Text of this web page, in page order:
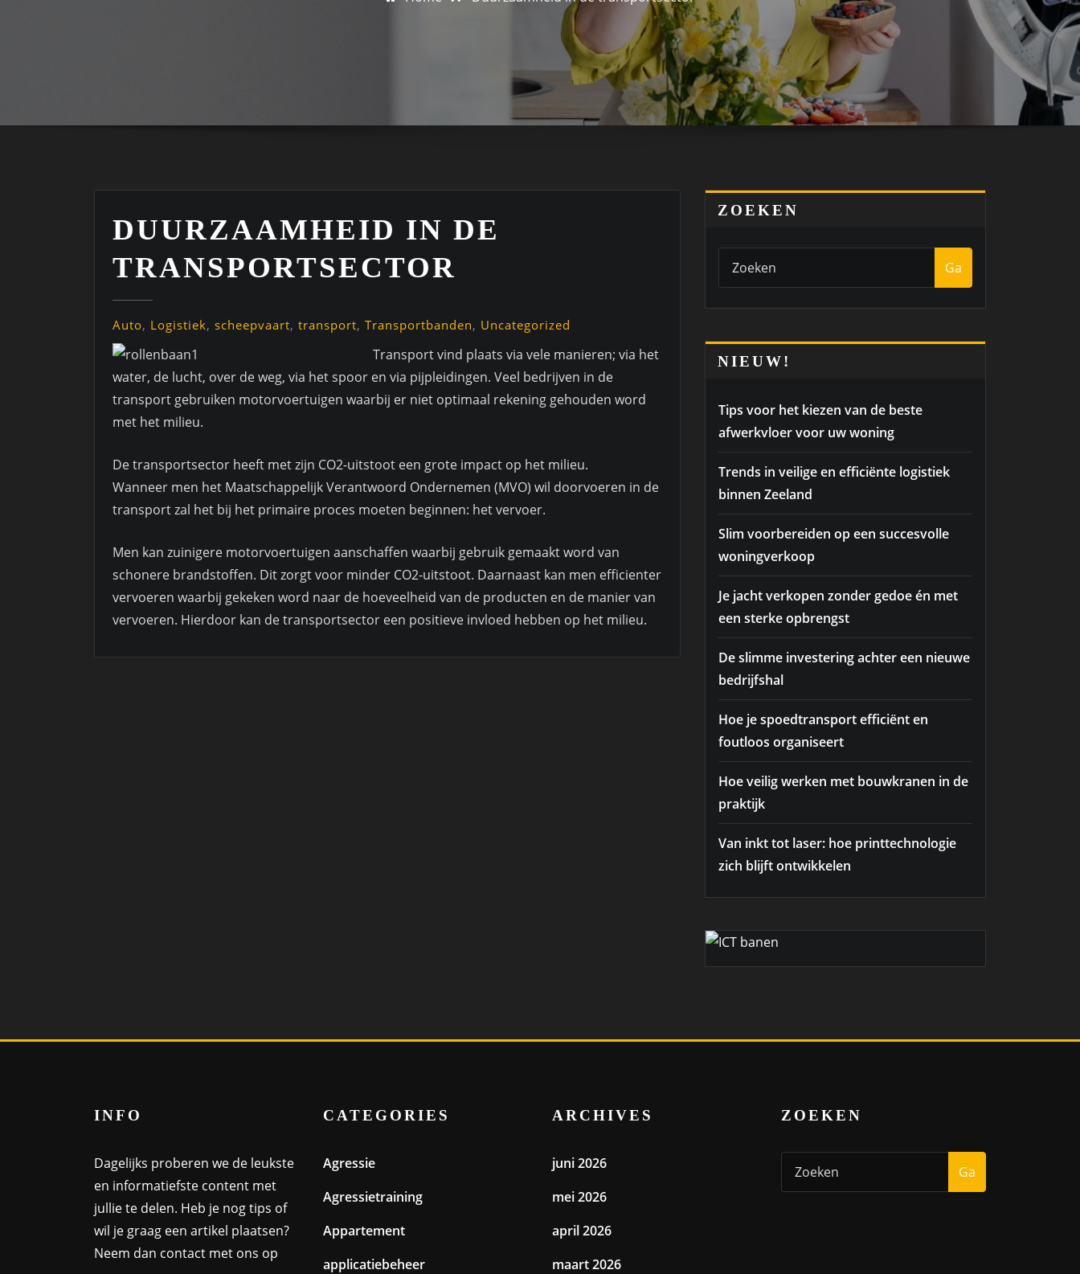
DUURZAAMHEID IN DE
TRANSPORTSECTOR
Auto, Logistiek, scheepvaart, transport, Transportbanden, Uncategorized
Transport vind plaats via vele manieren; via het
water, de lucht, over de weg, via het spoor en via pijpleidingen. Veel bedrijven in de
transport gebruiken motorvoertuigen waarbij er niet optimaal rekening gehouden word
met het milieu.
De transportsector heeft met zijn CO2-uitstoot een grote impact op het milieu.
Wanneer men het Maatschappelijk Verantwoord Ondernemen (MVO) wil doorvoeren in de
transport zal het bij het primaire proces moeten beginnen: het vervoer.
Men kan zuinigere motorvoertuigen aanschaffen waarbij gebruik gemaakt word van
schonere brandstoffen. Dit zorgt voor minder CO2-uitstoot. Daarnaast kan men efficienter
vervoeren waarbij gekeken word naar de hoeveelheid van de producten en de manier van
vervoeren. Hierdoor kan de transportsector een positieve invloed hebben op het milieu.
ZOEKEN
Ga
NIEUW!
Tips voor het kiezen van de beste
afwerkvloer voor uw woning
Trends in veilige en efficiënte logistiek
binnen Zeeland
Slim voorbereiden op een succesvolle
woningverkoop
Je jacht verkopen zonder gedoe én met
een sterke opbrengst
De slimme investering achter een nieuwe
bedrijfshal
Hoe je spoedtransport efficiënt en
foutloos organiseert
Hoe veilig werken met bouwkranen in de
praktijk
Van inkt tot laser: hoe printtechnologie
zich blijft ontwikkelen
INFO
Dagelijks proberen we de leukste
en informatiefste content met
jullie te delen. Heb je nog tips of
wil je graag een artikel plaatsen?
Neem dan contact met ons op
CATEGORIES
Agressie
Agressietraining
Appartement
applicatiebeheer
ARCHIVES
juni 2026
mei 2026
april 2026
maart 2026
ZOEKEN
Ga